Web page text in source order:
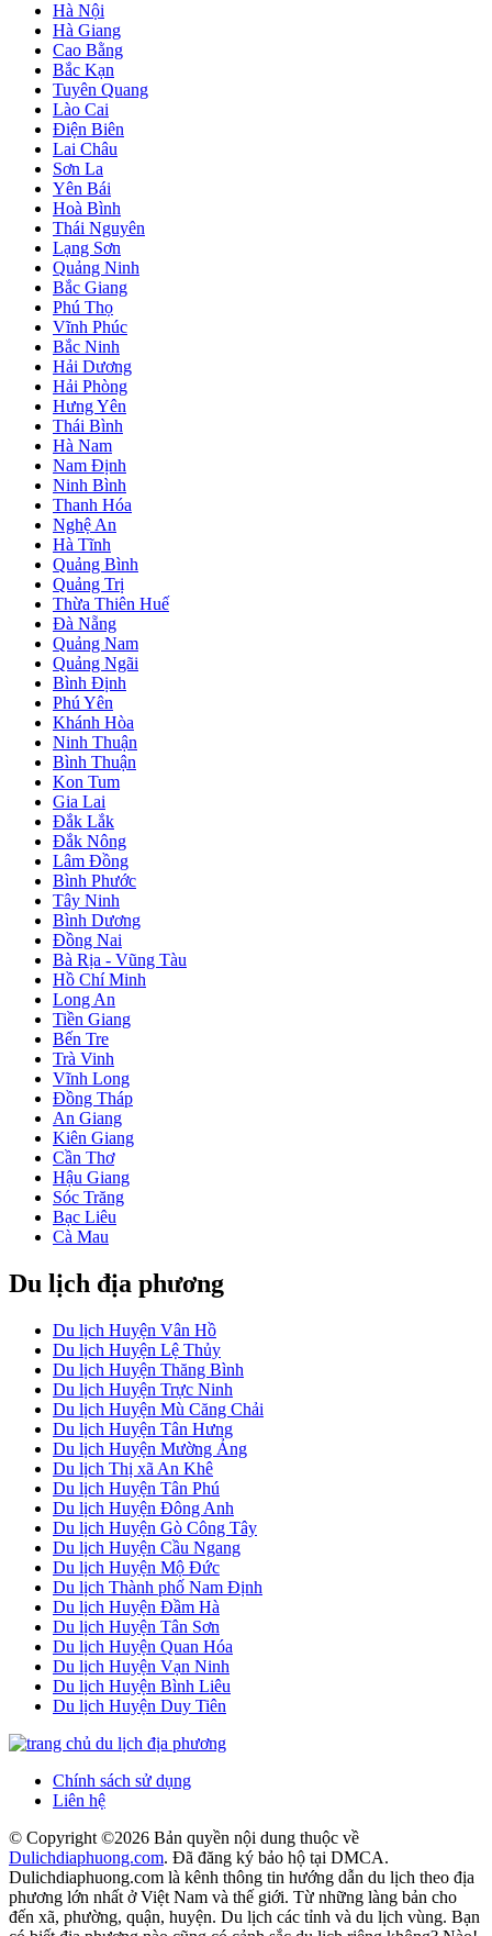
Hà Nội
Hà Giang
Cao Bằng
Bắc Kạn
Tuyên Quang
Lào Cai
Điện Biên
Lai Châu
Sơn La
Yên Bái
Hoà Bình
Thái Nguyên
Lạng Sơn
Quảng Ninh
Bắc Giang
Phú Thọ
Vĩnh Phúc
Bắc Ninh
Hải Dương
Hải Phòng
Hưng Yên
Thái Bình
Hà Nam
Nam Định
Ninh Bình
Thanh Hóa
Nghệ An
Hà Tĩnh
Quảng Bình
Quảng Trị
Thừa Thiên Huế
Đà Nẵng
Quảng Nam
Quảng Ngãi
Bình Định
Phú Yên
Khánh Hòa
Ninh Thuận
Bình Thuận
Kon Tum
Gia Lai
Đắk Lắk
Đắk Nông
Lâm Đồng
Bình Phước
Tây Ninh
Bình Dương
Đồng Nai
Bà Rịa - Vũng Tàu
Hồ Chí Minh
Long An
Tiền Giang
Bến Tre
Trà Vinh
Vĩnh Long
Đồng Tháp
An Giang
Kiên Giang
Cần Thơ
Hậu Giang
Sóc Trăng
Bạc Liêu
Cà Mau
Du lịch địa phương
Du lịch Huyện Vân Hồ
Du lịch Huyện Lệ Thủy
Du lịch Huyện Thăng Bình
Du lịch Huyện Trực Ninh
Du lịch Huyện Mù Căng Chải
Du lịch Huyện Tân Hưng
Du lịch Huyện Mường Ảng
Du lịch Thị xã An Khê
Du lịch Huyện Tân Phú
Du lịch Huyện Đông Anh
Du lịch Huyện Gò Công Tây
Du lịch Huyện Cầu Ngang
Du lịch Huyện Mộ Đức
Du lịch Thành phố Nam Định
Du lịch Huyện Đầm Hà
Du lịch Huyện Tân Sơn
Du lịch Huyện Quan Hóa
Du lịch Huyện Vạn Ninh
Du lịch Huyện Bình Liêu
Du lịch Huyện Duy Tiên
Chính sách sử dụng
Liên hệ
© Copyright ©2026 Bản quyền nội dung thuộc về
Dulichdiaphuong.com. Đã đăng ký bảo hộ tại DMCA.
Dulichdiaphuong.com là kênh thông tin hướng dẫn du lịch theo địa
phương lớn nhất ở Việt Nam và thế giới. Từ những làng bản cho
đến xã, phường, quận, huyện. Du lịch các tỉnh và du lịch vùng. Bạn